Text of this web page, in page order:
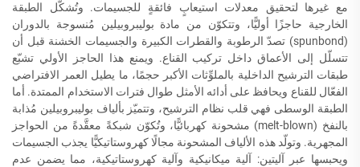
مع غيرها لتحقيق معدلات استيعابٍ فائقةٍ للجسيمات. وتُشكّل الطبقة
الخارجية حاجزًا أوليًّا، وتتكوّن من مادة بوليبروبيلين مُنسوجة بالدوران
(spunbond) تصدّ الرطوبة والقطرات الكبيرة والجسيمات الخشنة قبل أن
تتسلّل إلى الأعماق داخل تركيب القناع. ويمنع هذا الحاجز الأولي تشبّع
طبقات الترشيح الداخلية بالملوِّثات الأكبر حجمًا، ما يطيل العمر الافتراضي
الفعّال للقناع ويحافظ على أدائه الأمثل طوال فترات الاستخدام الممتدة. أما
الطبقة الوسطى فهي قلب نظام الترشيح، وتتميّز بألياف بوليبروبيلين مُذابة
بالنفخ (melt-blown) مشحونة كهربائيًّا، وتُكوّن شبكةً معقَّدةً من الحواجز
المجهرية. وتولّد هذه الألياف المشحونة مجالًا كهروستاتيكيًّا يجذب الجسيمات
ويحبسها عبر آليتين: آلية ميكانيكية وآلية كهروستاتيكية، مما يضمن عدم